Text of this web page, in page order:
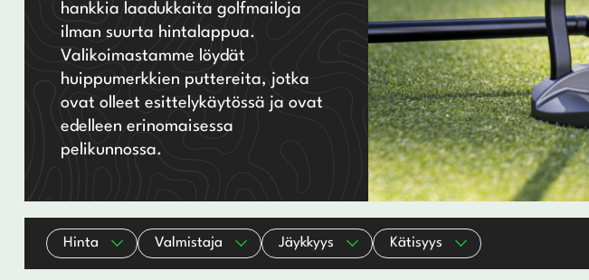
Utility-raudat
Miesten rautamailat
Wedget
Miesten täyssetit
Naisten rautamailat
Wedget
Naisten putterit
Rautamailat
Wedget
Putterit
Naisten talvihanskat
hankkia laadukkaita golfmailoja
ilman suurta hintalappua.
Valikoimastamme löydät
huippumerkkien puttereita, jotka
ovat olleet esittelykäytössä ja ovat
edelleen erinomaisessa
pelikunnossa.
Hinta Valmistaja Jäykkyys Kätisyys